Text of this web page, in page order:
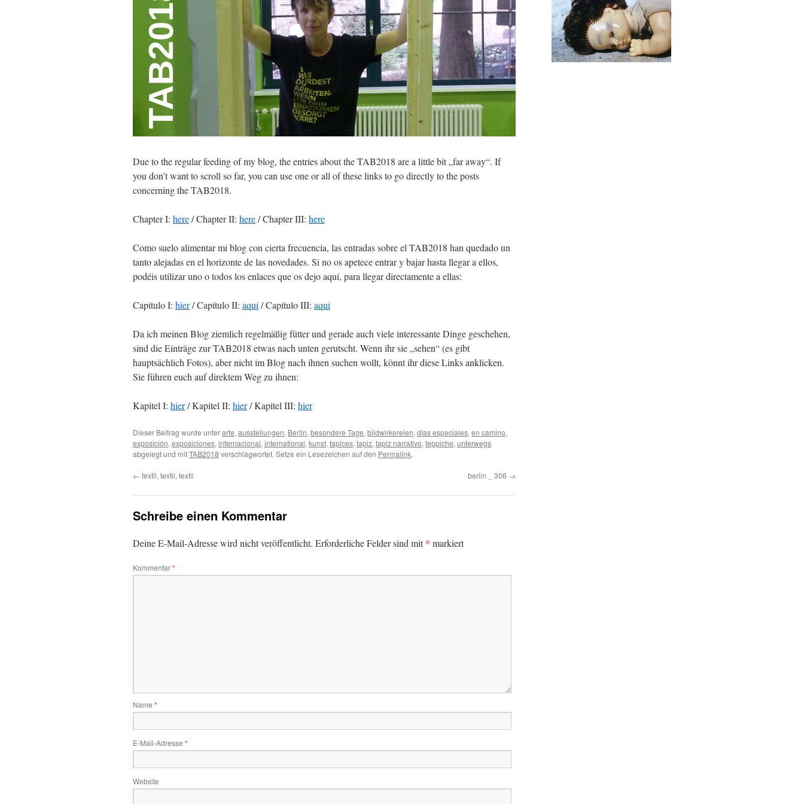
Due to the regular feeding of my blog, the entries about the TAB2018 are a little bit „far away“. If
you don’t want to scroll so far, you can use one or all of these links to go directly to the posts
concerning the TAB2018.
Chapter I: here/ Chapter II: here/ Chapter III: here
Como suelo alimentar mi blog con cierta frecuencia, las entradas sobre el TAB2018 han quedado un
tanto alejadas en el horizonte de las novedades. Si no os apetece entrar y bajar hasta llegar a ellos,
podéis utilizar uno o todos los enlaces que os dejo aquí, para llegar directamente a ellas:
Capítulo I: hier/ Capítulo II: aquí/ Capítulo III: aquí
Da ich meinen Blog ziemlich regelmäßig fütter und gerade auch viele interessante Dinge geschehen,
sind die Einträge zur TAB2018 etwas nach unten gerutscht. Wenn ihr sie „sehen“ (es gibt
hauptsächlich Fotos), aber nicht im Blog nach ihnen suchen wollt, könnt ihr diese Links anklicken.
Sie führen euch auf direktem Weg zu ihnen:
Kapitel I: hier/ Kapitel II: hier/ Kapitel III: hier
Dieser Beitrag wurde unterarte, ausstellungen, Berlin, besondere Tage, bildwirkereien, días especiales, en camino,
exposición, exposiciones, internacional, international, kunst, tapices, tapiz, tapiz narrativo, teppiche, unterwegs
abgelegt und mitTAB2018 verschlagwortet. Setze ein Lesezeichen auf den Permalink.
← textil, textil, textil berlin _ 306 →
Schreibe einen Kommentar
Deine E-Mail-Adresse wird nicht veröffentlicht. Erforderliche Felder sind mit* markiert
Kommentar*
Name *
E-Mail-Adresse *
Website